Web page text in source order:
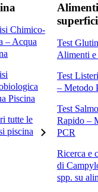
Chimico-
– Acqua
Piscina
tutte le
piscina
superfici
Test
Alimenti
Test
– Metodo
Test
Rapido –
PCR
Ricerca e
di
spp. su